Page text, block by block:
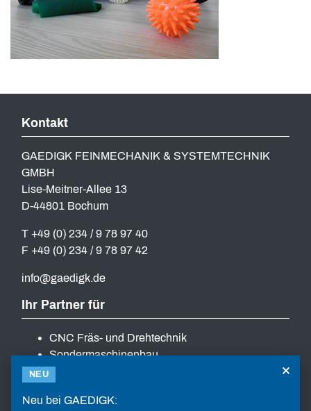
Kontakt
GAEDIGK FEINMECHANIK & SYSTEMTECHNIK
GMBH
Lise-Meitner-Allee 13
D-44801 Bochum
T +49 (0) 234 / 9 78 97 40
F +49 (0) 234 / 9 78 97 42
info gaedigk de
Ihr Partner für
CNC Fräs- und Drehtechnik
Sondermaschinenbau
Service und Ersatzteile
×
NEU
Neu bei GAEDIGK: